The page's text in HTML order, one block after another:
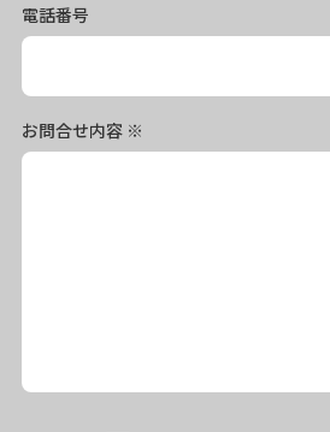
電話番号
お問合せ内容 ※